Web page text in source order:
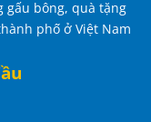
gấu bông, quà tặng
phố ở Việt Nam